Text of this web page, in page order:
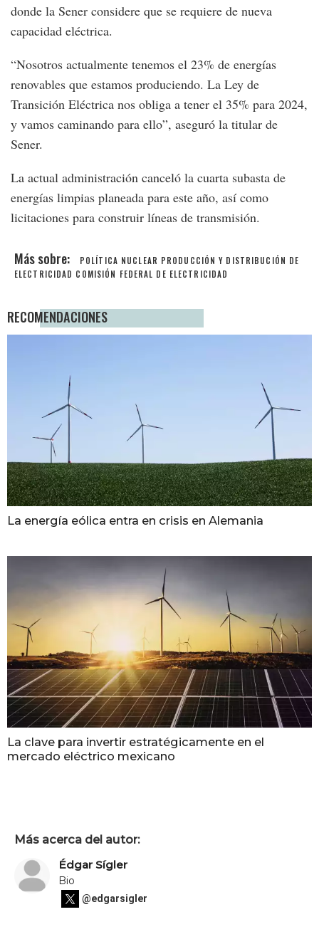
donde la Sener considere que se requiere de nueva
capacidad eléctrica.
“Nosotros actualmente tenemos el 23% de energías
renovables que estamos produciendo. La Ley de
Transición Eléctrica nos obliga a tener el 35% para 2024,
y vamos caminando para ello”, aseguró la titular de
Sener.
La actual administración canceló la cuarta subasta de
energías limpias planeada para este año, así como
licitaciones para construir líneas de transmisión.
POLÍTICA NUCLEAR PRODUCCIÓN Y DISTRIBUCIÓN DE
ELECTRICIDAD COMISIÓN FEDERAL DE ELECTRICIDAD
RECOMENDACIONES
La energía eólica entra en crisis en Alemania
La clave para invertir estratégicamente en el
mercado eléctrico mexicano
Más acerca del autor:
Édgar Sígler
Bio
@edgarsigler